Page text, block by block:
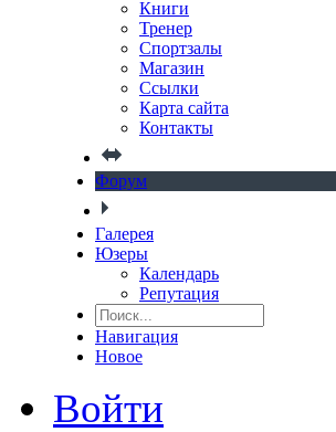
Книги
Тренер
Спортзалы
Магазин
Ссылки
Карта сайта
Контакты
Форум
Галерея
Юзеры
Календарь
Репутация
Навигация
Новое
Войти